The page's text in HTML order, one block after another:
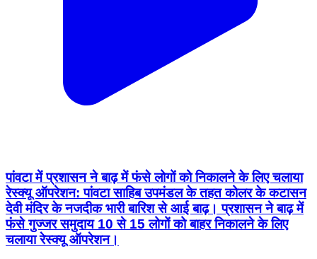
पांवटा में प्रशासन ने बाढ़ में फंसे लोगों को निकालने के लिए चलाया
रेस्क्यू ऑपरेशन: पांवटा साहिब उपमंडल के तहत कोलर के कटासन
देवी मंदिर के नजदीक भारी बारिश से आई बाढ़। प्रशासन ने बाढ़ में
फंसे गुज्जर समुदाय 10 से 15 लोगों को बाहर निकालने के लिए
चलाया रेस्क्यू ऑपरेशन।